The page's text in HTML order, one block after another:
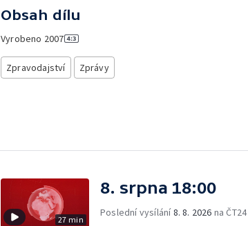
Obsah dílu
Vyrobeno 2007
Zpravodajství Zprávy
27 min
8. srpna 18:00
Poslední vysílání8. 8. 2026 na ČT24